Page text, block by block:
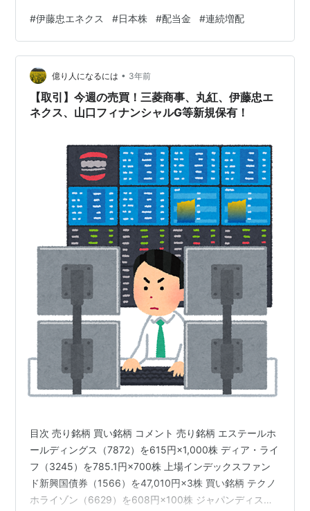
しずつEPSも向上しているからな。 中間決算 今期は減収
予想となっているな。 中間決算を終えて、進捗率は
60.8%昨年には及ばないけど、2Qは稼げて盛り返してい
るね。 昨年の4Qみたいに、エネルギーの大きな変動がな
ければ、下半期も期待できますかね？ エネルギーを扱っ
てい…
#伊藤忠エネクス #日本株 #配当金 #連続増配
億り人になるには • 3年前
【取引】今週の売買！三菱商事、丸紅、伊藤忠エ
ネクス、山口フィナンシャルG等新規保有！
目次 売り銘柄 買い銘柄 コメント 売り銘柄 エステールホ
ールディングス（7872）を615円×1,000株 ディア・ライ
フ（3245）を785.1円×700株 上場インデックスファン
ド新興国債券（1566）を47,010円×3株 買い銘柄 テクノ
ホライゾン（6629）を608円×100株 ジャパンディスプ